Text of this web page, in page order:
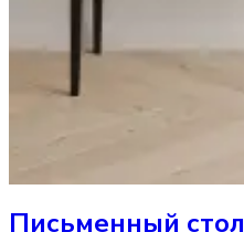
Письменный стол